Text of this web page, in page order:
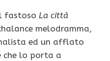
fastoso La città
melodramma,
ed un afflato
lo porta a